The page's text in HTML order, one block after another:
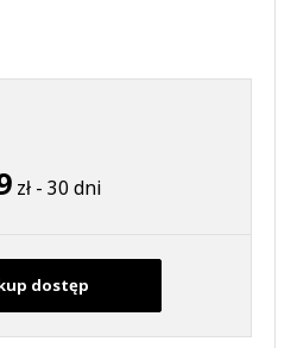
zł - 30 dni
dostęp